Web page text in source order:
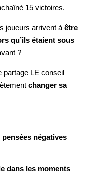
15 victoires.
joueurs arrivent à être
qu’ils étaient sous
?
partage LE conseil
changer sa
négatives
dans les moments